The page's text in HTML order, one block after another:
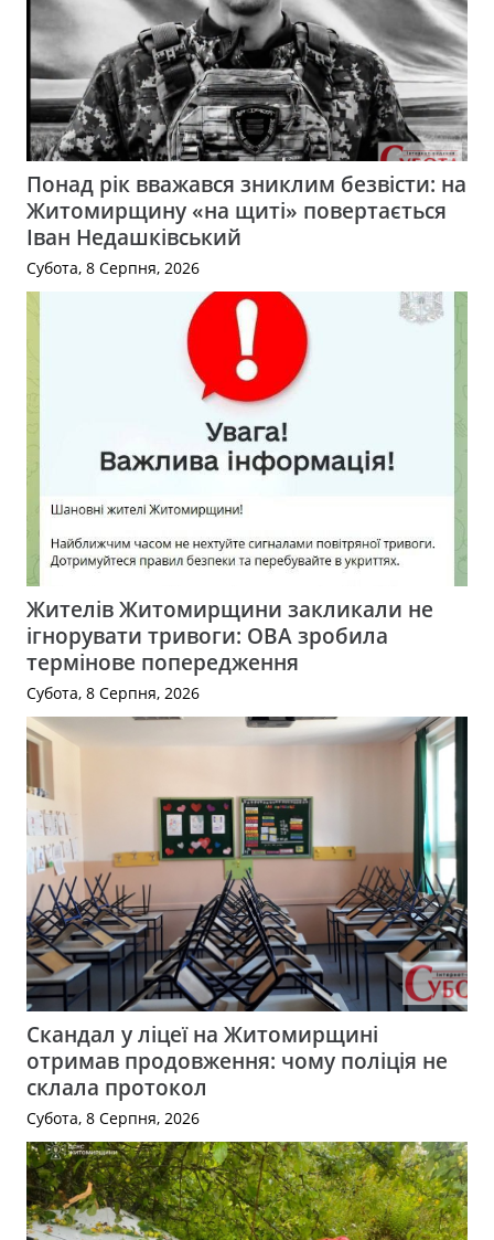
Понад рік вважався зниклим безвісти: на
Житомирщину «на щиті» повертається
Іван Недашківський
Субота, 8 Серпня, 2026
Жителів Житомирщини закликали не
ігнорувати тривоги: ОВА зробила
термінове попередження
Субота, 8 Серпня, 2026
Скандал у ліцеї на Житомирщині
отримав продовження: чому поліція не
склала протокол
Субота, 8 Серпня, 2026